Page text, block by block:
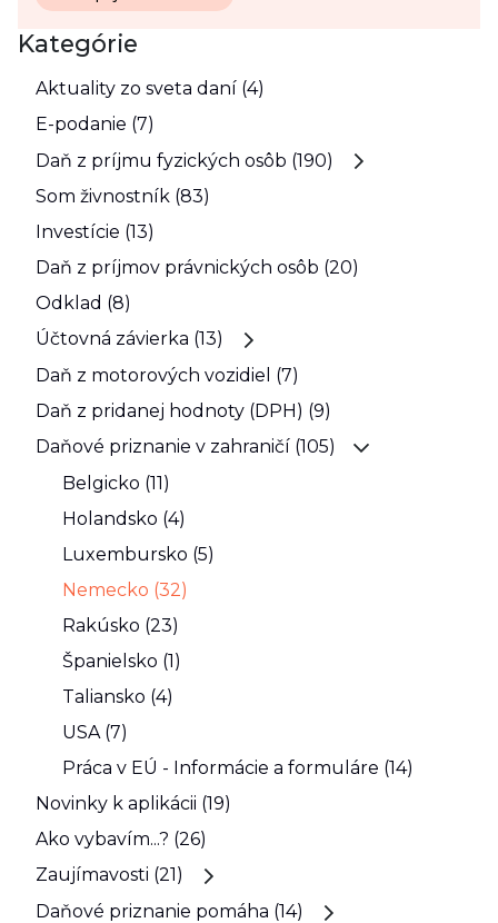
Kategórie
Aktuality zo sveta daní (4)
E-podanie (7)
Daň z príjmu fyzických osôb (190)
Som živnostník (83)
Investície (13)
Daň z príjmov právnických osôb (20)
Odklad (8)
Účtovná závierka (13)
Daň z motorových vozidiel (7)
Daň z pridanej hodnoty (DPH) (9)
Daňové priznanie v zahraničí (105)
Belgicko (11)
Holandsko (4)
Luxembursko (5)
Nemecko (32)
Rakúsko (23)
Španielsko (1)
Taliansko (4)
USA (7)
Práca v EÚ - Informácie a formuláre (14)
Novinky k aplikácii (19)
Ako vybavím...? (26)
Zaujímavosti (21)
Daňové priznanie pomáha (14)